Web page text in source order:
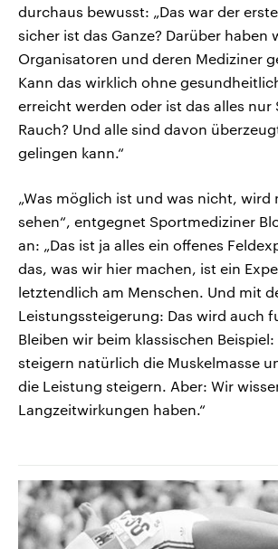
durchaus bewusst: „Das war der
sicher ist das Ganze? Darüber haben
Organisatoren und deren Mediziner
Kann das wirklich ohne
erreicht werden oder ist das alles nur
Rauch? Und alle sind davon
gelingen kann.“
„Was möglich ist und was nicht, wird
sehen“, entgegnet Sportmediziner
an: „Das ist ja alles ein offenes
das, was wir hier machen, ist ein
letztendlich am Menschen. Und mit
Leistungssteigerung: Das wird auch
Bleiben wir beim klassischen
steigern natürlich die Muskelmasse
die Leistung steigern. Aber: Wir
Langzeitwirkungen haben.“